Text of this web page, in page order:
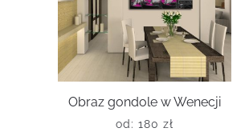
Obraz gondole w Wenecji
od: 180 zł